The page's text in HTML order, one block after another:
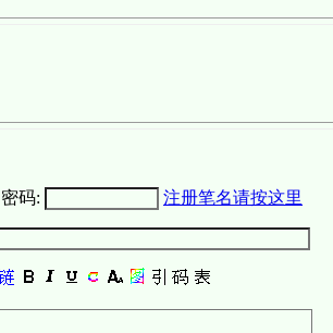
密码: 注册笔名请按这里